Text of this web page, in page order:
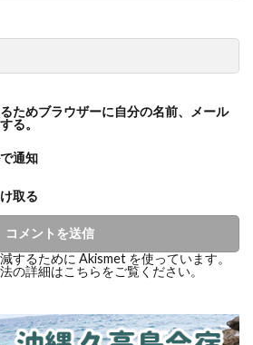
ためブラウザーに自分の名前、メール
る。
通知
取る
するために Akismet を使っています。
の詳細はこちらをご覧ください。